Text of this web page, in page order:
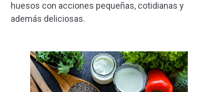
huesos con acciones pequeñas, cotidianas y
además deliciosas.